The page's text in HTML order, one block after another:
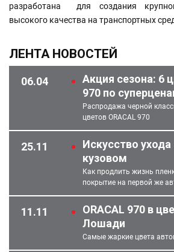
разработана для создания
высокого качества на транспортных
ЛЕНТА НОВОСТЕЙ
06.04
Акция сезона: 6
970 по
Распродажа черной
цветов ORACAL 970
25.11
Искусство
кузовом
Как продлить жизнь
покрытие на первой же
11.11
ORACAL 970 в
Лошади
Самые жаркие цвета